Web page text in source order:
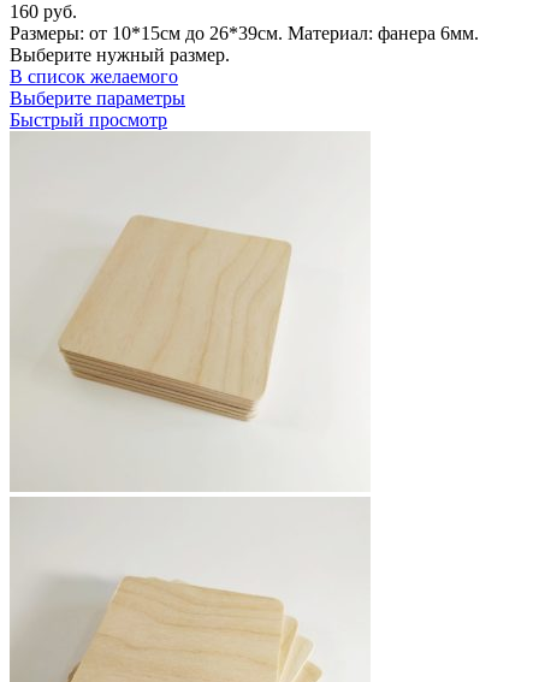
160 руб.
Размеры: от 10*15см до 26*39см. Материал: фанера 6мм.
Выберите нужный размер.
В список желаемого
Выберите параметрыЭтот
можно
Быстрый просмотр